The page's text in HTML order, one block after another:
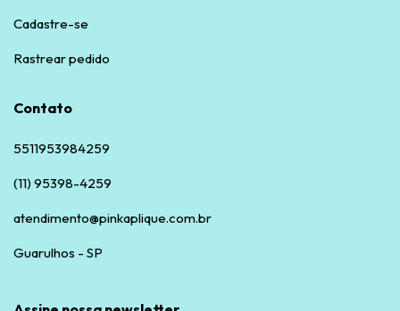
Cadastre-se
Rastrear pedido
Contato
5511953984259
(11) 95398-4259
atendimento@pinkaplique.com.br
Guarulhos - SP